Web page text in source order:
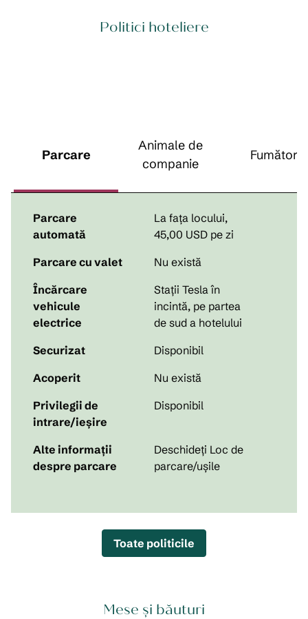
Politici hoteliere
Parcare
Animale de
companie
Fumători
Parcare
automată
La fața locului,
45,00 USD pe zi
Parcare cu valet
Nu există
Încărcare
vehicule
electrice
Stații Tesla în
incintă, pe partea
de sud a hotelului
Securizat
Disponibil
Acoperit
Nu există
Privilegii de
intrare/ieșire
Disponibil
Alte informații
despre parcare
Deschideți Loc de
parcare/ușile
Toate politicile
Mese și băuturi